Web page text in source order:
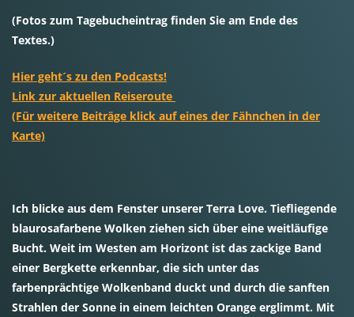
(Fotos zum Tagebucheintrag finden Sie am Ende des
Textes.)
Hier geht´s zu den Podcasts!
Link zur aktuellen Reiseroute
(Für weitere Beiträge klick auf eines der Fähnchen in der
Karte)
Ich blicke aus dem Fenster unserer Terra Love. Tiefliegende
blaurosafarbene Wolken ziehen sich über eine weitläufige
Bucht. Weit im Westen am Horizont ist das zackige Band
einer Bergkette erkennbar, die sich unter das
farbenprächtige Wolkenband duckt und durch die sanften
Strahlen der Sonne in einem leichten Orange erglimmt. Mit